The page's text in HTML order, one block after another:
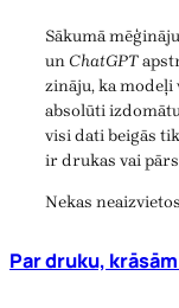
Sākumā
un ChatGPT
zināju, ka
absolūti
visi dati beigās
ir drukas vai
Nekas
Par druku,